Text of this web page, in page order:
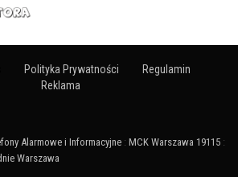
Polityka Prywatności
Regulamin
Reklama
Alarmowe i Informacyjne : MCK Warszawa 19115 :
Warszawa